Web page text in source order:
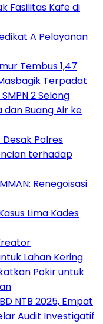
Fasilitas Kafe di
A Pelayanan
Tembus 1,47
Terpadat
2 Selong
Buang Air ke
Polres
terhadap
Renegoisasi
Lima Kades
Lahan Kering
Pokir untuk
NTB 2025, Empat
Audit Investigatif